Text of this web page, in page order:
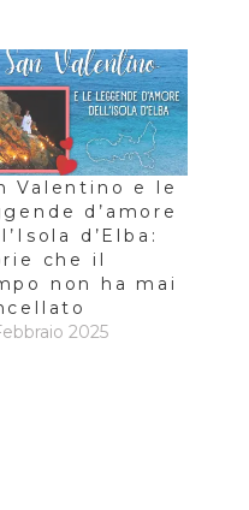
Valentino e le
d’amore
d’Elba:
che il
non ha mai
2025